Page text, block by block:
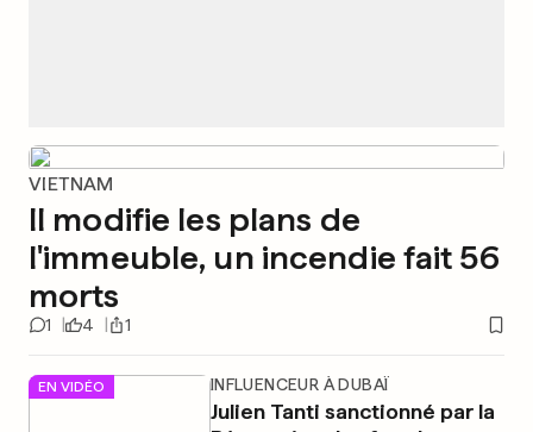
VIETNAM
Il modifie les plans de
l'immeuble, un incendie fait 56
morts
1 4 1
EN VIDÉO INFLUENCEUR À DUBAÏ
Julien Tanti sanctionné par la